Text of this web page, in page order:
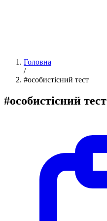
Головна
/
#особистісний тест
#особистісний тест